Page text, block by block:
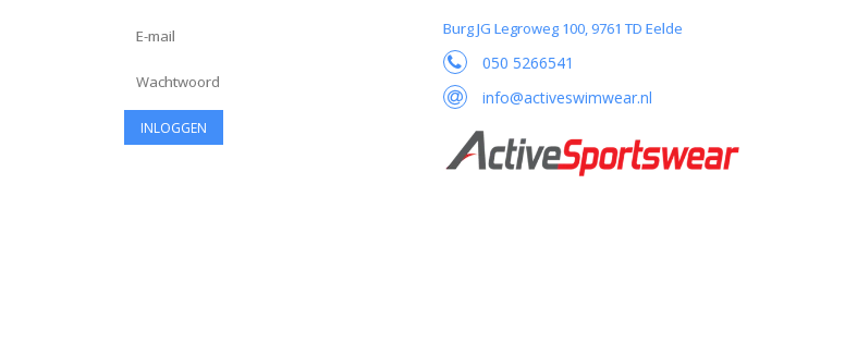
Burg JG Legroweg 100, 9761 TD Eelde
050 5266541
info@activeswimwear.nl